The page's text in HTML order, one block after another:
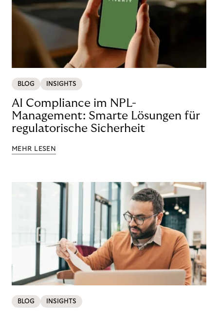
BLOG INSIGHTS
AI Compliance im NPL-
Management: Smarte Lösungen für
regulatorische Sicherheit
MEHR LESEN
BLOG INSIGHTS